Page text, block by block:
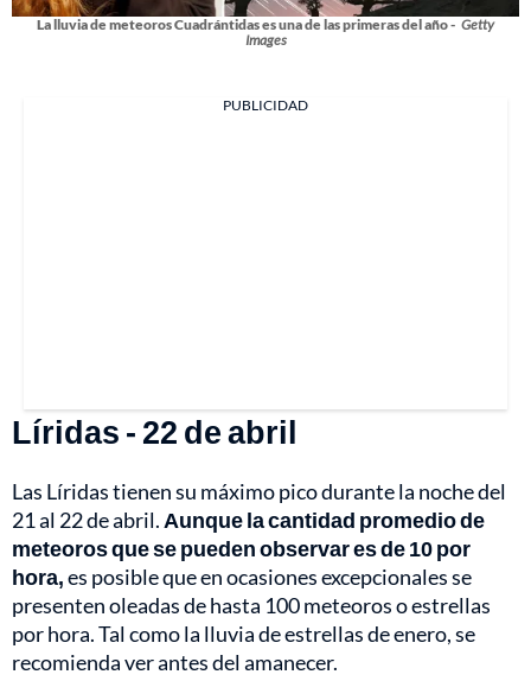
La lluvia de meteoros Cuadrántidas es una de las primeras del año - Getty
Images
PUBLICIDAD
Líridas - 22 de abril
Las Líridas tienen su máximo pico durante la noche del
21 al 22 de abril. Aunque la cantidad promedio de
meteoros que se pueden observar es de 10 por
hora,es posible que en ocasiones excepcionales se
presenten oleadas de hasta 100 meteoros o estrellas
por hora. Tal como la lluvia de estrellas de enero, se
recomienda ver antes del amanecer.